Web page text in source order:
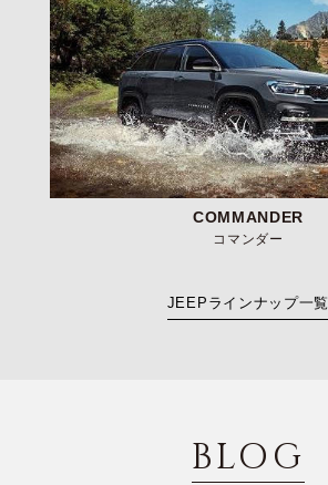
COMMANDER
コマンダー
JEEPラインナップ一覧
BLOG